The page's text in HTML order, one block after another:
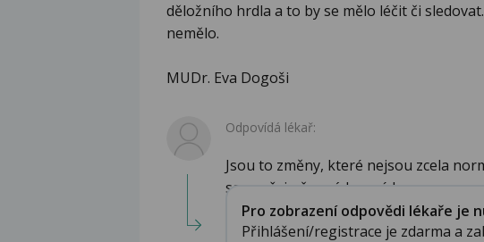
děložního hrdla a to by se mělo léčit či
nemělo.
MUDr. Eva Dogoši
Odpovídá lékař:
Jsou to změny, které nejsou zcela
samozřejmě o nádorové bu...
Pro zobrazení odpovědi lékaře je
Přihlášení/registrace je zdarma a